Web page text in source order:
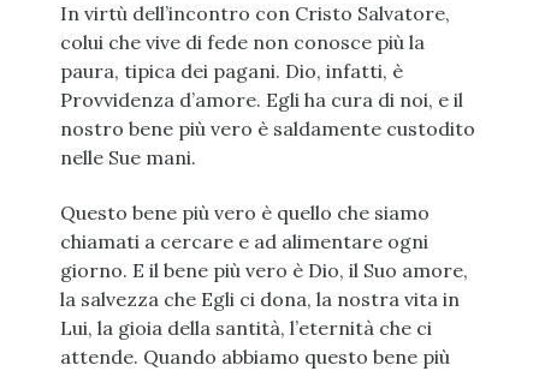
In virtù dell’incontro con Cristo Salvatore,
colui che vive di fede non conosce più la
paura, tipica dei pagani. Dio, infatti, è
Provvidenza d’amore. Egli ha cura di noi, e il
nostro bene più vero è saldamente custodito
nelle Sue mani.
Questo bene più vero è quello che siamo
chiamati a cercare e ad alimentare ogni
giorno. E il bene più vero è Dio, il Suo amore,
la salvezza che Egli ci dona, la nostra vita in
Lui, la gioia della santità, l’eternità che ci
attende. Quando abbiamo questo bene più